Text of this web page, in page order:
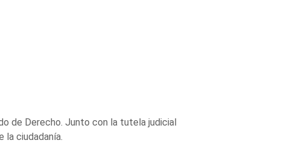
de Derecho. Junto con la tutela judicial
ciudadanía.